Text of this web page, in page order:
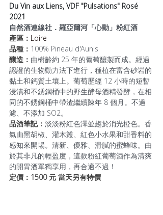
Du Vin aux Liens, VDF "Pulsations" Rosé
2021
自然酒連線社．羅亞爾河「心動」粉紅酒
產區： Loire
品種： 100% Pineau d'Aunis
釀造： 由樹齡約 25 年的葡萄釀製而成。經過
認證的生物動力法下進行，種植在富含砂岩的
黏土和鈣質土壤上。葡萄歷經 12 小時的短暫
浸漬和不銹鋼桶中的野生酵母酒精發酵，在相
同的不銹鋼桶中帶渣繼續陳年 8 個月。不過
濾、不添加 SO2。
品酒筆記： 淡淡粉紅色澤並趨於消光橙色。香
氣由黑胡椒、灌木叢、紅色小水果和甜香料的
感知來開場。清新、優雅、滑膩的蜜蜂味。由
於其非凡的輕盈度，這款粉紅葡萄酒作為清爽
的開胃酒單獨享用，再合適不過！
定價：1500 元 當天另有特價